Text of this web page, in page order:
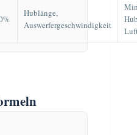
Hublänge,
Auswerfergeschwindigkeit